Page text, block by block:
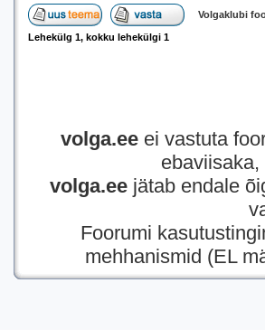
Volgaklubi
Lehekülg 1, kokku lehekülgi 1
volga.eeei vastuta
volga.ee jätab endale
Foorumi
mehhanismid (EL